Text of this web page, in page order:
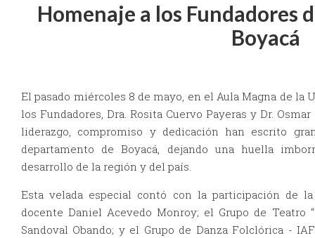
Homenaje a los Fundadores
Boyacá
El pasado miércoles 8 de mayo, en el Aula Magna de la
los Fundadores, Dra. Rosita Cuervo Payeras y Dr.
liderazgo, compromiso y dedicación han escrito
departamento de Boyacá, dejando una huella
desarrollo de la región y del país.
Esta velada especial contó con la participación de
docente Daniel Acevedo Monroy; el Grupo de Teatro
Sandoval Obando; y el Grupo de Danza Folclórica -